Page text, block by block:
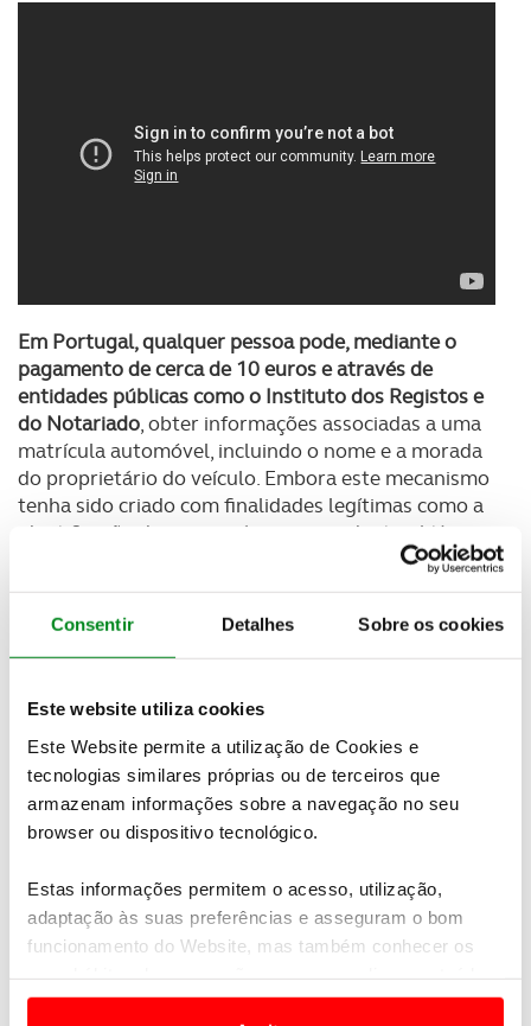
Consentir Detalhes Sobre os cookies
Este website utiliza cookies
Este Website permite a utilização de Cookies e
tecnologias similares próprias ou de terceiros que
armazenam informações sobre a navegação no seu
browser ou dispositivo tecnológico.
Estas informações permitem o acesso, utilização,
adaptação às suas preferências e asseguram o bom
funcionamento do Website, mas também conhecer os
e anúncios de modo a promover produtos e/ou serviços.
Em Portugal, qualquer pessoa pode, mediante o
pagamento de cerca de 10 euros e através de
entidades públicas como o Instituto dos Registos e
do Notariado, obter informações associadas a uma
matrícula automóvel, incluindo o nome e a morada
do proprietário do veículo. Embora este mecanismo
tenha sido criado com finalidades legítimas como a
identificação de responsáveis em acidentes, litígios
ou situações jurídicas levanta atualmente sérias
preocupações em matéria de privacidade e proteção
de dados pessoais.
Newsletter Revista
do universo ACP.
SUBSCREVER
Num contexto em que o RGPD reforçou os
princípios da minimização de dados e da limitação
de acesso à informação pessoal, muitos questionam
se continua a fazer sentido que dados tão sensíveis
possam ser obtidos de forma relativamente simples